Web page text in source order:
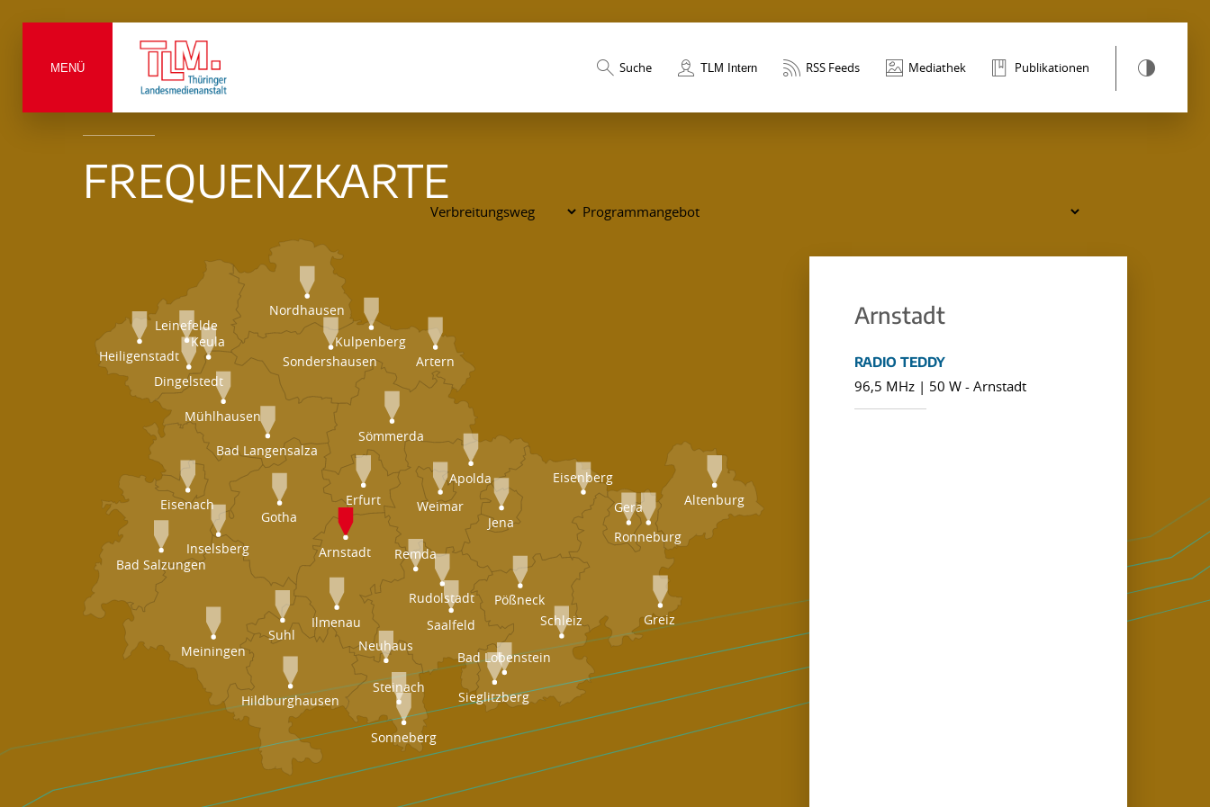
MENÜ Suche TLM Intern RSS Feeds Mediathek Publikationen
FREQUENZKARTE
Artern
Inselsberg
Sieglitzberg
Bad Lobenstein
Remda
Ronneburg
Steinach
Sonneberg
Neuhaus
Hildburghausen
Greiz
Schleiz
Pößneck
Saalfeld
Rudolstadt
Arnstadt
Ilmenau
Suhl
Meiningen
Bad Salzungen
Altenburg
Gera
Eisenberg
Jena
Apolda
Weimar
Erfurt
Gotha
Eisenach
Sömmerda
Bad Langensalza
Mühlhausen
Sondershausen
Keula
Dingelstedt
Kulpenberg
Nordhausen
Leinefelde
Heiligenstadt
Arnstadt
RADIO TEDDY
96,5 MHz | 50 W - Arnstadt